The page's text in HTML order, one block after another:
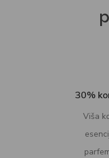
30%
Viša